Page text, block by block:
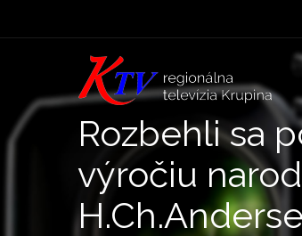
Rozbehli sa
výročiu